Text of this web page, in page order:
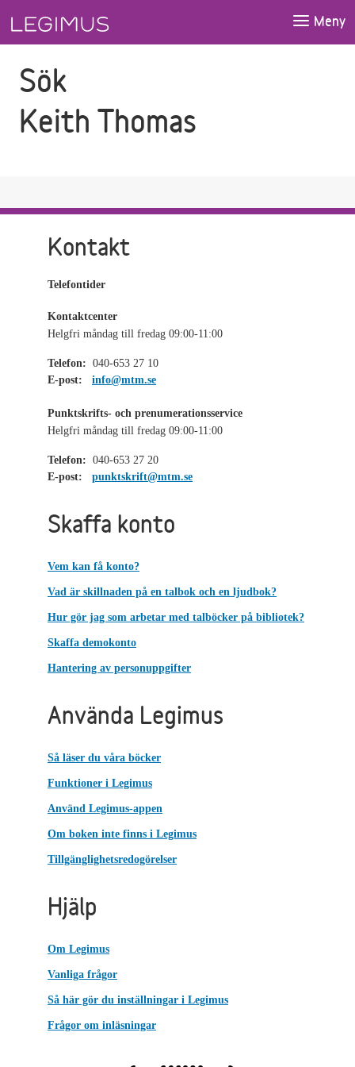
Meny
Sök
Keith Thomas
Kontakt
Telefontider
Kontaktcenter
Helgfri måndag till fredag 09:00-11:00
Telefon: 040-653 27 10
E-post:
info@mtm.se
Punktskrifts- och prenumerationsservice
Helgfri måndag till fredag 09:00-11:00
Telefon: 040-653 27 20
E-post:
punktskrift@mtm.se
Skaffa konto
Vem kan få konto?
Vad är skillnaden på en talbok och en ljudbok?
Hur gör jag som arbetar med talböcker på bibliotek?
Skaffa demokonto
Hantering av personuppgifter
Använda Legimus
Så läser du våra böcker
Funktioner i Legimus
Använd Legimus-appen
Om boken inte finns i Legimus
Tillgänglighetsredogörelser
Hjälp
Om Legimus
Vanliga frågor
Så här gör du inställningar i Legimus
Frågor om inläsningar